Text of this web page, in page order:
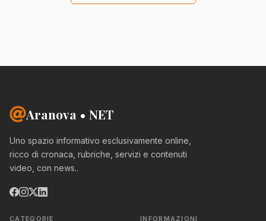
Aranova • NET
Uno spazio informativo esclusivamente online,
ricco di cronaca, rubriche, servizi e contenuti
video, con news..
CATEGORIE INFORMAZIONI